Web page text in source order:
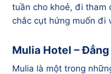
tuần cho khoẻ, đi tham
chắc cụt hứng muốn đi
Mulia Hotel –
Mulia là một trong